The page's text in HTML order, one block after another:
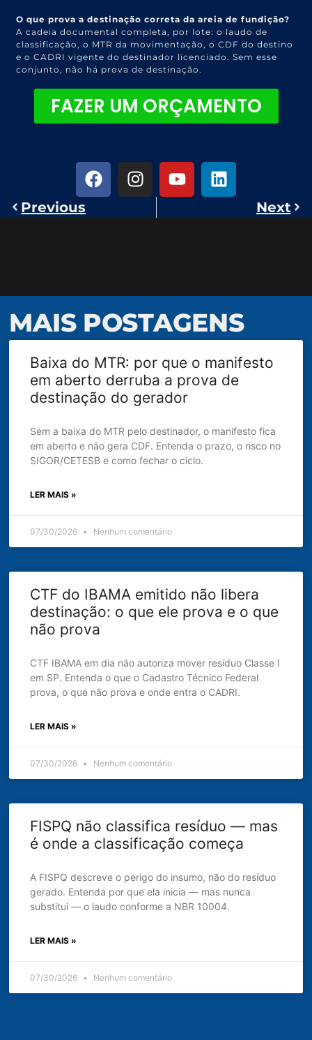
O que prova a destinação correta da areia de fundição?
A cadeia documental completa, por lote: o laudo de
classificação, o MTR da movimentação, o CDF do destino
e o CADRI vigente do destinador licenciado. Sem esse
conjunto, não há prova de destinação.
FAZER UM ORÇAMENTO
Previous Next
MAIS POSTAGENS
Baixa do MTR: por que o manifesto
em aberto derruba a prova de
destinação do gerador
Sem a baixa do MTR pelo destinador, o manifesto fica
em aberto e não gera CDF. Entenda o prazo, o risco no
SIGOR/CETESB e como fechar o ciclo.
LER MAIS »
07/30/2026 Nenhum comentário
CTF do IBAMA emitido não libera
destinação: o que ele prova e o que
não prova
CTF IBAMA em dia não autoriza mover resíduo Classe I
em SP. Entenda o que o Cadastro Técnico Federal
prova, o que não prova e onde entra o CADRI.
LER MAIS »
07/30/2026 Nenhum comentário
FISPQ não classifica resíduo — mas
é onde a classificação começa
A FISPQ descreve o perigo do insumo, não do resíduo
gerado. Entenda por que ela inicia — mas nunca
substitui — o laudo conforme a NBR 10004.
LER MAIS »
07/30/2026 Nenhum comentário